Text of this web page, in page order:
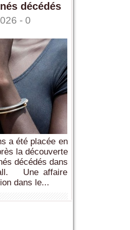
décédés
- 0
a été placée en
la découverte
décédés dans
Une affaire
dans le...